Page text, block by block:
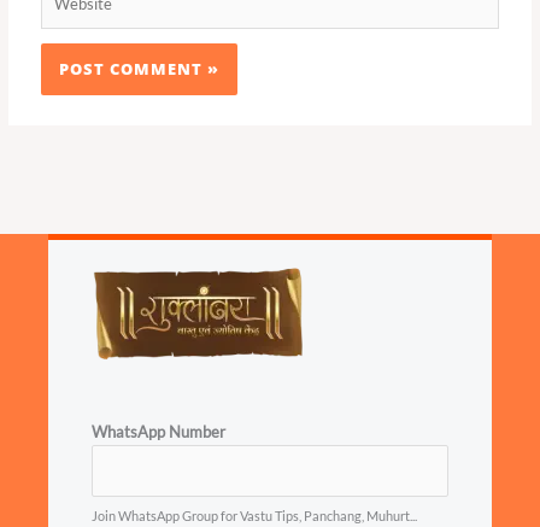
WhatsApp Number
Join WhatsApp Group for Vastu Tips, Panchang, Muhurt...